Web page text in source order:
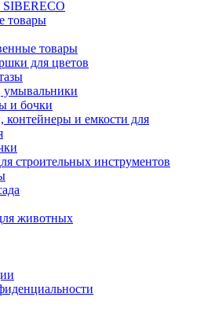
товары
товары
для цветов
умывальники
и бочки
контейнеры и емкости для
строительных инструментов
животных